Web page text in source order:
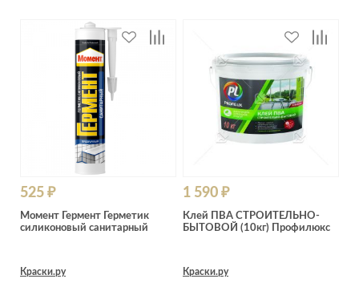
525 ₽
Момент Гермент Герметик
силиконовый санитарный
Краски.ру
1 590 ₽
Клей ПВА СТРОИТЕЛЬНО-
БЫТОВОЙ (10кг) Профилюкс
Краски.ру